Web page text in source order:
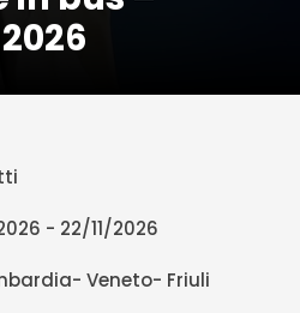
- 22/11/2026
Veneto- Friuli